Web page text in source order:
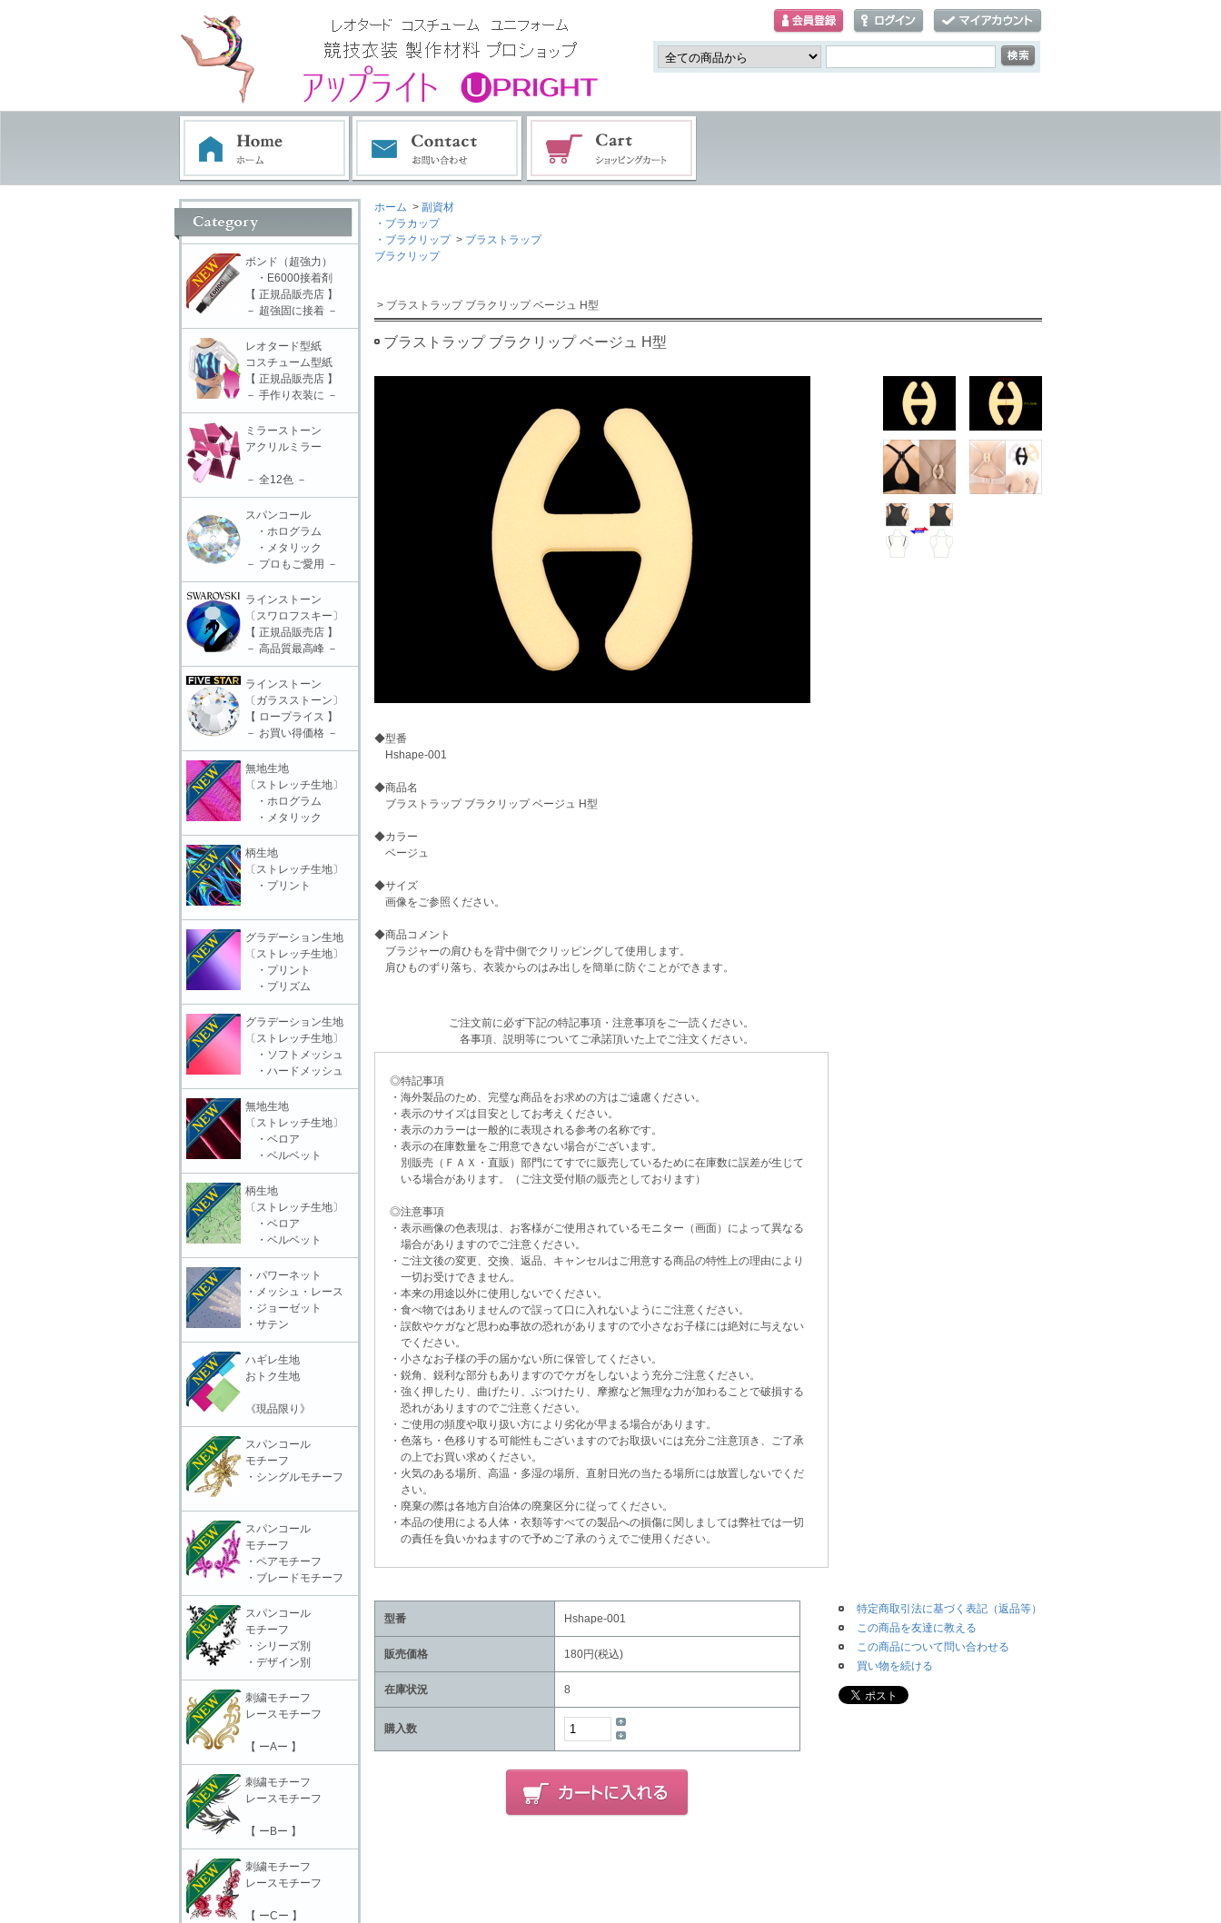
ホーム > 副資材
・ブラカップ
・ブラクリップ > ブラストラップ
ブラクリップ
> ブラストラップ ブラクリップ ベージュ H型
ブラストラップ ブラクリップ ベージュ H型
◆型番
Hshape-001
◆商品名
ブラストラップ ブラクリップ ベージュ H型
◆カラー
ベージュ
◆サイズ
画像をご参照ください。
◆商品コメント
ブラジャーの肩ひもを背中側でクリッピングして使用します。
肩ひものずり落ち、衣装からのはみ出しを簡単に防ぐことができます。
ご注文前に必ず下記の特記事項・注意事項をご一読ください。
各事項、説明等についてご承諾頂いた上でご注文ください。
◎特記事項
・海外製品のため、完璧な商品をお求めの方はご遠慮ください。
・表示のサイズは目安としてお考えください。
・表示のカラーは一般的に表現される参考の名称です。
・表示の在庫数量をご用意できない場合がございます。
別販売（ＦＡＸ・直販）部門にてすでに販売しているために在庫数に誤差が生じて
いる場合があります。（ご注文受付順の販売としております）
◎注意事項
・表示画像の色表現は、お客様がご使用されているモニター（画面）によって異なる
場合がありますのでご注意ください。
・ご注文後の変更、交換、返品、キャンセルはご用意する商品の特性上の理由により
一切お受けできません。
・本来の用途以外に使用しないでください。
・食べ物ではありませんので誤って口に入れないようにご注意ください。
・誤飲やケガなど思わぬ事故の恐れがありますので小さなお子様には絶対に与えない
でください。
・小さなお子様の手の届かない所に保管してください。
・鋭角、鋭利な部分もありますのでケガをしないよう充分ご注意ください。
・強く押したり、曲げたり、ぶつけたり、摩擦など無理な力が加わることで破損する
恐れがありますのでご注意ください。
・ご使用の頻度や取り扱い方により劣化が早まる場合があります。
・色落ち・色移りする可能性もございますのでお取扱いには充分ご注意頂き、ご了承
の上でお買い求めください。
・火気のある場所、高温・多湿の場所、直射日光の当たる場所には放置しないでくだ
さい。
・廃棄の際は各地方自治体の廃棄区分に従ってください。
・本品の使用による人体・衣類等すべての製品への損傷に関しましては弊社では一切
の責任を負いかねますので予めご了承のうえでご使用ください。
型番 Hshape-001
販売価格 180円(税込)
在庫状況 8
購入数
特定商取引法に基づく表記（返品等）
この商品を友達に教える
この商品について問い合わせる
買い物を続ける
ボンド（超強力）
・E6000接着剤
【 正規品販売店 】
－ 超強固に接着 －
レオタード型紙
コスチューム型紙
【 正規品販売店 】
－ 手作り衣装に －
ミラーストーン
アクリルミラー
－ 全12色 －
スパンコール
・ホログラム
・メタリック
－ プロもご愛用 －
ラインストーン
〔スワロフスキー〕
【 正規品販売店 】
－ 高品質最高峰 －
ラインストーン
〔ガラスストーン〕
【 ロープライス 】
－ お買い得価格 －
無地生地
〔ストレッチ生地〕
・ホログラム
・メタリック
柄生地
〔ストレッチ生地〕
・プリント
グラデーション生地
〔ストレッチ生地〕
・プリント
・プリズム
グラデーション生地
〔ストレッチ生地〕
・ソフトメッシュ
・ハードメッシュ
無地生地
〔ストレッチ生地〕
・ベロア
・ベルベット
柄生地
〔ストレッチ生地〕
・ベロア
・ベルベット
・パワーネット
・メッシュ・レース
・ジョーゼット
・サテン
ハギレ生地
おトク生地
《現品限り》
スパンコール
モチーフ
・シングルモチーフ
スパンコール
モチーフ
・ペアモチーフ
・ブレードモチーフ
スパンコール
モチーフ
・シリーズ別
・デザイン別
刺繍モチーフ
レースモチーフ
【 ーAー 】
刺繍モチーフ
レースモチーフ
【 ーBー 】
刺繍モチーフ
レースモチーフ
【 ーCー 】